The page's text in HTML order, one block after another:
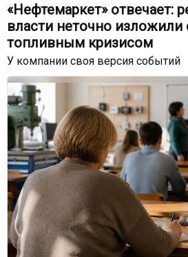
«Нефтемаркет» отвечает:
власти неточно изложили
топливным кризисом
У компании своя версия событий